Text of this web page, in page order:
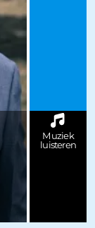
Muziek
luisteren